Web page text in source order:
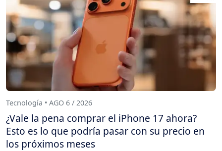
Tecnología • AGO 6 / 2026
¿Vale la pena comprar el iPhone 17 ahora?
Esto es lo que podría pasar con su precio en
los próximos meses